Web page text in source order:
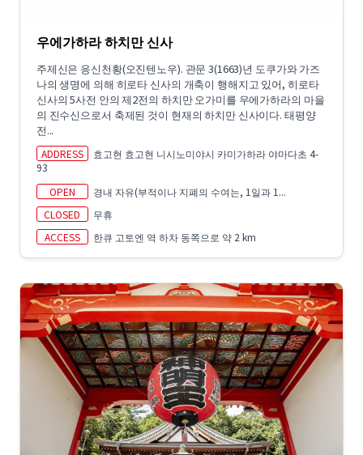
우에가하라 하치만 신사
주제신은 응신천황(오진텐노우). 관문 3(1663)년 도쿠가와 가즈
나의 생명에 의해 히로타 신사의 개축이 행해지고 있어, 히로타
신사의 5사전 안의 제2전의 하치만 오가미를 우에가하라의 마을
의 진수신으로서 축제된 것이 현재의 하치만 신사이다. 태평양
전...
ADDRESS
효고현 효고현 니시노미야시 카미가하라 야마다초 4-
93
OPEN
경내 자유(부적이나 지폐의 수여는, 1일과 1...
CLOSED
무휴
ACCESS
한큐 고토엔 역 하차 동쪽으로 약 2 km